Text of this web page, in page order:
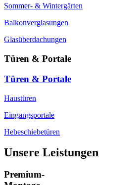
Sommer- & Wintergärten
Balkonverglasungen
Glasüberdachungen
Türen & Portale
Türen & Portale
Haustüren
Eingangsportale
Hebeschiebetüren
Unsere Leistungen
Premium-